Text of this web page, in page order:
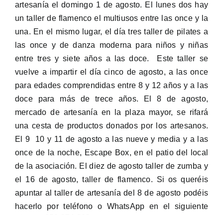
artesanía el domingo 1 de agosto. El lunes dos hay
un taller de flamenco el multiusos entre las once y la
una. En el mismo lugar, el día tres taller de pilates a
las once y de danza moderna para niños y niñas
entre tres y siete años a las doce. Este taller se
vuelve a impartir el día cinco de agosto, a las once
para edades comprendidas entre 8 y 12 años y a las
doce para más de trece años. El 8 de agosto,
mercado de artesanía en la plaza mayor, se rifará
una cesta de productos donados por los artesanos.
El 9 10 y 11 de agosto a las nueve y media y a las
once de la noche, Escape Box, en el patio del local
de la asociación. El diez de agosto taller de zumba y
el 16 de agosto, taller de flamenco. Si os queréis
apuntar al taller de artesanía del 8 de agosto podéis
hacerlo por teléfono o WhatsApp en el siguiente